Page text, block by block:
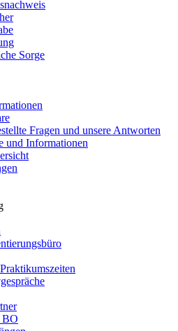
Sorge
Fragen und unsere Antworten
und Informationen
BO